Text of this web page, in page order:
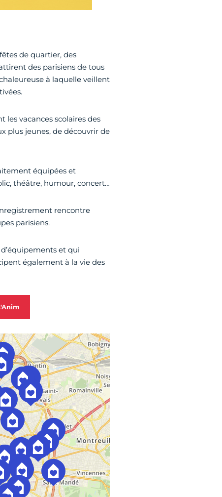
de quartier, des
des parisiens de tous
à laquelle veillent
les vacances scolaires des
plus jeunes, de découvrir de
équipées et
théâtre, humour, concert…
rencontre
parisiens.
et qui
également à la vie des